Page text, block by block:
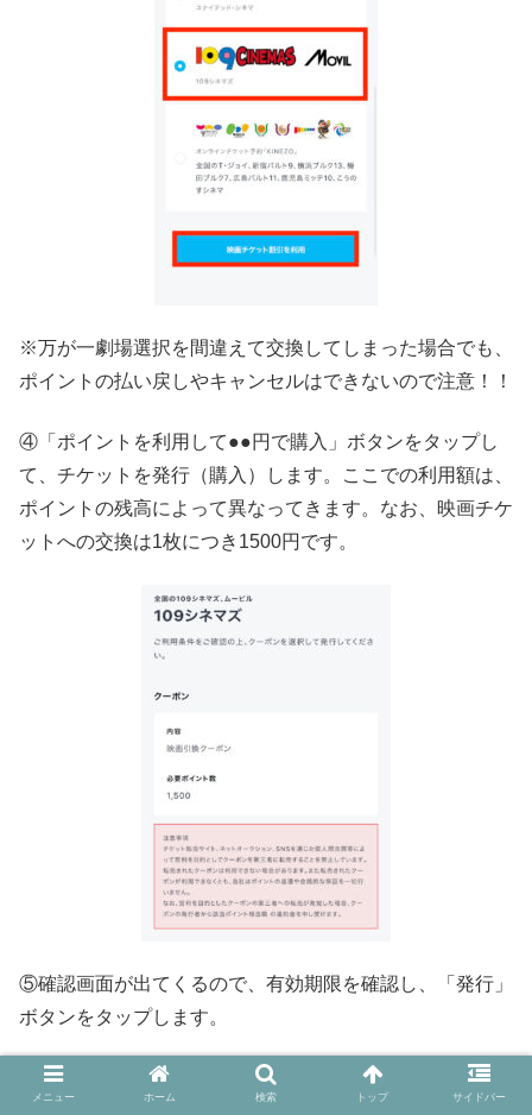
※万が一劇場選択を間違えて交換してしまった場合でも、
ポイントの払い戻しやキャンセルはできないので注意！！
④「ポイントを利用して●●円で購入」ボタンをタップし
て、チケットを発行（購入）します。ここでの利用額は、
ポイントの残高によって異なってきます。なお、映画チケ
ットへの交換は1枚につき1500円です。
⑤確認画面が出てくるので、有効期限を確認し、「発行」
ボタンをタップします。
⑥クーポンを発行すると、109シネマズの映画予約サイト
メニュー ホーム 検索 トップ サイドバー